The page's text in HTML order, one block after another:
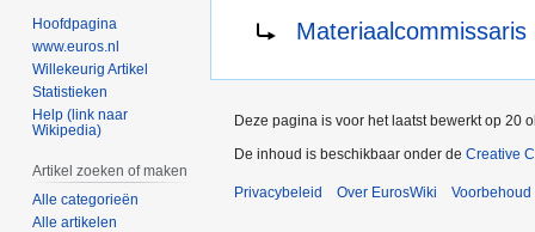
navigatie
zoeken
Doorverwijzing naar:
Materiaalcommissaris
Hoofdpagina
www.euros.nl
Willekeurig Artikel
Statistieken
Help (link naar
Wikipedia)
Artikel zoeken of maken
Alle categorieën
Alle artikelen
Deze pagina is voor het laatst bewerkt op 20
De inhoud is beschikbaar onder de Creative
Privacybeleid Over EurosWiki Voorbehoud